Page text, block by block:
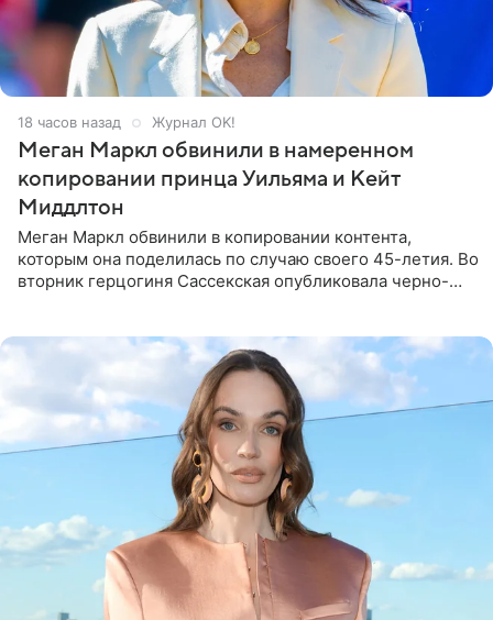
18 часов назад Журнал OK!
Меган Маркл обвинили в намеренном
копировании принца Уильяма и Кейт
Миддлтон
Меган Маркл обвинили в копировании контента,
которым она поделилась по случаю своего 45-летия. Во
вторник герцогиня Сассекская опубликовала черно-